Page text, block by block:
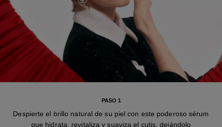
PASO 1
Despierte el brillo natural de su piel con este poderoso sérum
que hidrata, revitaliza y suaviza el cutis, dejándolo